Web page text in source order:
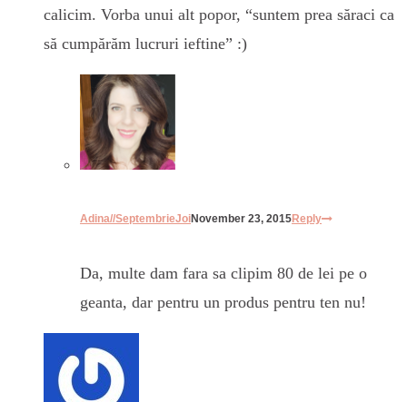
calicim. Vorba unui alt popor, “suntem prea săraci ca
să cumpărăm lucruri ieftine” :)
Adina//SeptembrieJoiNovember 23, 2015Reply
Da, multe dam fara sa clipim 80 de lei pe o
geanta, dar pentru un produs pentru ten nu!